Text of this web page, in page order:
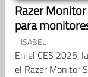
Razer
para
ISABEL
En el CES 2025,
el Razer Monitor